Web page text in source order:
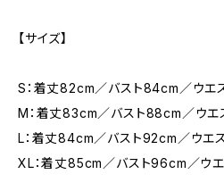
【サイズ】
S：着丈82cm／バスト84cm／ウ
M：着丈83cm／バスト88cm／ウ
L：着丈84cm／バスト92cm／ウエ
XL：着丈85cm／バスト96cm／ウ